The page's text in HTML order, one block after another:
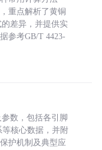
重点解析了黄铜
的差异，并提供实
参考GB/T 4423-
数，包括各引脚
核心数据，并附
护机制及典型应